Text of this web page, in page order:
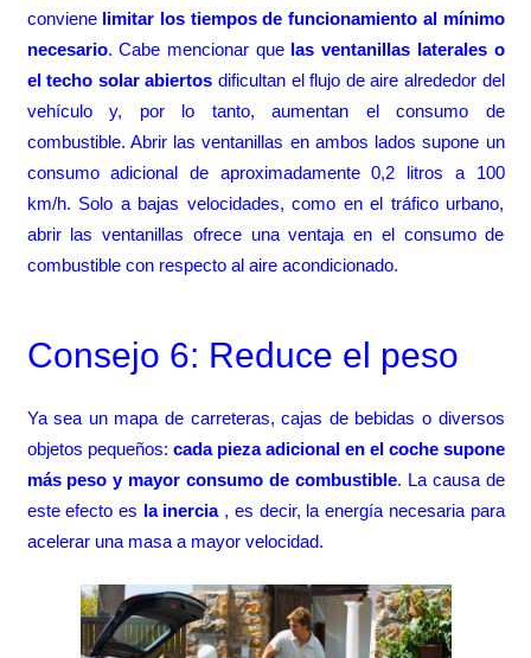
conviene limitar los tiempos de funcionamiento al mínimo
necesario. Cabe mencionar que las ventanillas laterales o
el techo solar abiertos dificultan el flujo de aire alrededor del
vehículo y, por lo tanto, aumentan el consumo de
combustible. Abrir las ventanillas en ambos lados supone un
consumo adicional de aproximadamente 0,2 litros a 100
km/h. Solo a bajas velocidades, como en el tráfico urbano,
abrir las ventanillas ofrece una ventaja en el consumo de
combustible con respecto al aire acondicionado.
Consejo 6: Reduce el peso
Ya sea un mapa de carreteras, cajas de bebidas o diversos
objetos pequeños: cada pieza adicional en el coche supone
más peso y mayor consumo de combustible. La causa de
este efecto es la inercia, es decir, la energía necesaria para
acelerar una masa a mayor velocidad.